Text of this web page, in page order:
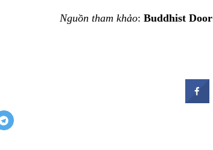
Nguồn tham khảo: Buddhist Door